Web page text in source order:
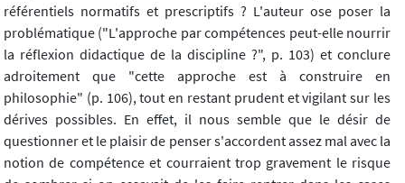
référentiels normatifs et prescriptifs ? L'auteur ose poser la
problématique ("L'approche par compétences peut-elle nourrir
la réflexion didactique de la discipline ?", p. 103) et conclure
adroitement que "cette approche est à construire en
philosophie" (p. 106), tout en restant prudent et vigilant sur les
dérives possibles. En effet, il nous semble que le désir de
questionner et le plaisir de penser s'accordent assez mal avec la
notion de compétence et courraient trop gravement le risque